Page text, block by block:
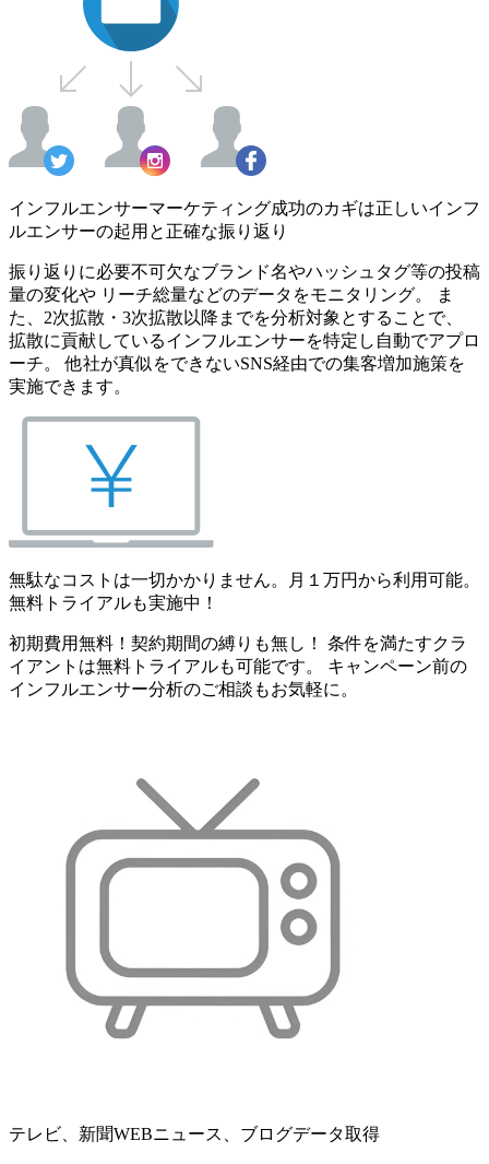
インフルエンサーマーケティング成功のカギは正しいインフ
ルエンサーの起用と正確な振り返り
振り返りに必要不可欠なブランド名やハッシュタグ等の投稿
量の変化や リーチ総量などのデータをモニタリング。 ま
た、2次拡散・3次拡散以降までを分析対象とすることで、
拡散に貢献しているインフルエンサーを特定し自動でアプロ
ーチ。 他社が真似をできないSNS経由での集客増加施策を
実施できます。
無駄なコストは一切かかりません。月１万円から利用可能。
無料トライアルも実施中！
初期費用無料！契約期間の縛りも無し！ 条件を満たすクラ
イアントは無料トライアルも可能です。 キャンペーン前の
インフルエンサー分析のご相談もお気軽に。
テレビ、新聞WEBニュース、ブログデータ取得